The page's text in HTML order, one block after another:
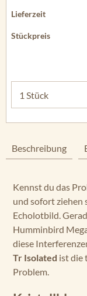
Beschreibung
Kennst du das
und sofort ziehen
Echolotbild.
Humminbird
diese
Tr Isolated ist die
Problem.